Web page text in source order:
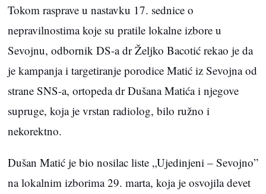
Tokom rasprave u nastavku 17. sednice o
nepravilnostima koje su pratile lokalne izbore u
Sevojnu, odbornik DS-a dr Željko Bacotić rekao je da
je kampanja i targetiranje porodice Matić iz Sevojna od
strane SNS-a, ortopeda dr Dušana Matića i njegove
supruge, koja je vrstan radiolog, bilo ružno i
nekorektno.
Dušan Matić je bio nosilac liste „Ujedinjeni – Sevojno”
na lokalnim izborima 29. marta, koja je osvojila devet